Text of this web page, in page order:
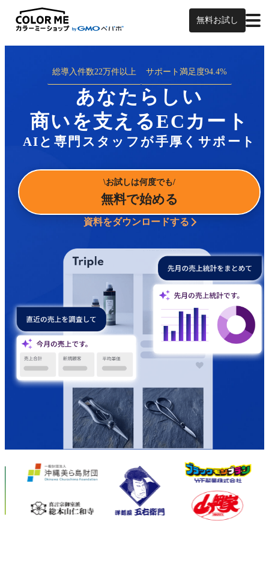
無料お試し
総導入件数22万件以上 サポート満足度94.4%
あなたらしい
商いを支えるECカート
AIと専門スタッフが手厚くサポート
お試しは何度でも
無料で始める
資料をダウンロードする